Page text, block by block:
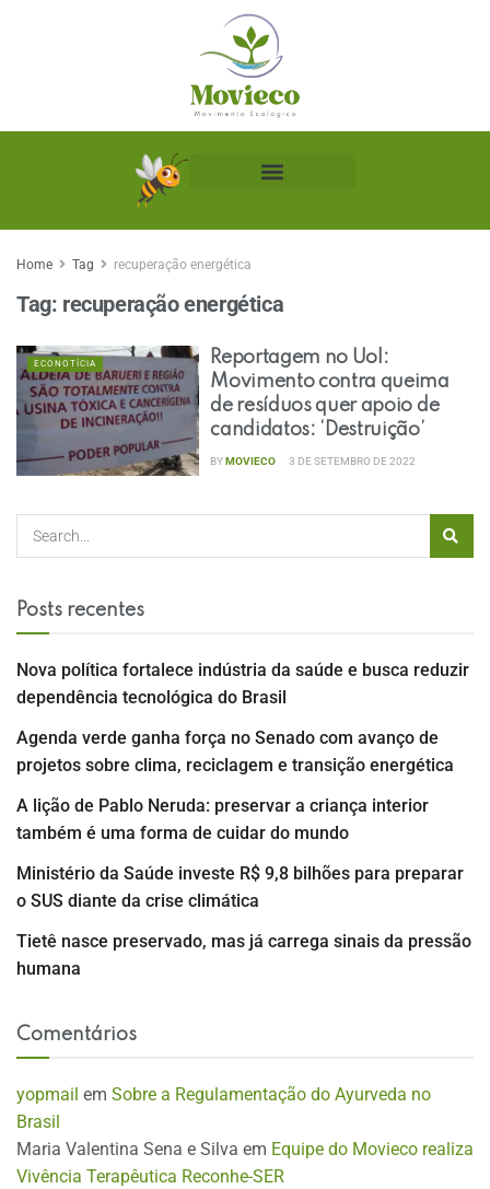
Home Tag recuperação energética
Tag: recuperação energética
ECONOTÍCIA
Reportagem no Uol:
Movimento contra queima
de resíduos quer apoio de
candidatos: ‘Destruição’
BYMOVIECO 3 DE SETEMBRO DE 2022
Posts recentes
Nova política fortalece indústria da saúde e busca reduzir
dependência tecnológica do Brasil
Agenda verde ganha força no Senado com avanço de
projetos sobre clima, reciclagem e transição energética
A lição de Pablo Neruda: preservar a criança interior
também é uma forma de cuidar do mundo
Ministério da Saúde investe R$ 9,8 bilhões para preparar
o SUS diante da crise climática
Tietê nasce preservado, mas já carrega sinais da pressão
humana
Comentários
yopmail em Sobre a Regulamentação do Ayurveda no
Brasil
Maria Valentina Sena e Silva em Equipe do Movieco realiza
Vivência Terapêutica Reconhe-SER